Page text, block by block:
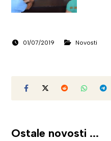
01/07/2019 Novosti
Ostale novosti ...